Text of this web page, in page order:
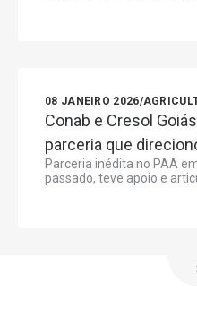
08 JANEIRO 2026/
Conab e Cresol
parceria que
Parceria inédita no PAA
passado, teve apoio e